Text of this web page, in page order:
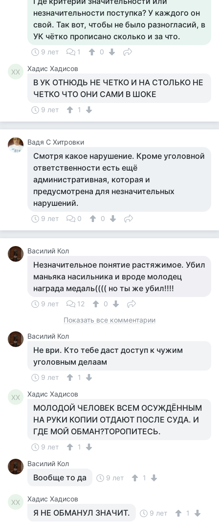
незначительности поступка? У каждого он
свой. Так вот, чтобы не было разногласий, в
УК чётко прописано сколько и за что.
9 лет 1 0
ХХ Хадис Хадисов
В УК ОТНЮДЬ НЕ ЧЕТКО И НА СТОЛЬКО НЕ
ЧЕТКО ЧТО ОНИ САМИ В ШОКЕ
9 лет 1
Вадя С Хитровки
Смотря какое нарушение. Кроме уголовной
ответственности есть ещё
административная, которая и
предусмотрена для незначительных
нарушений.
9 лет 0 0
Василий Кол
Незначительное понятие растяжимое. Убил
маньяка насильника и вроде молодец
награда медаль(((( но ты же убил!!!!
9 лет 12
0
Показать все комментарии
Василий Кол
Не ври. Кто тебе даст доступ к чужим
уголовным делаам
9 лет 1
ХХ Хадис Хадисов
МОЛОДОЙ ЧЕЛОВЕК ВСЕМ ОСУЖДЁННЫМ
НА РУКИ КОПИИ ОТДАЮТ ПОСЛЕ СУДА. И
ГДЕ МОЙ ОБМАН?ТОРОПИТЕСЬ.
9 лет
1
Василий Кол
Вообще то да 9 лет 1
ХХ Хадис Хадисов
Я НЕ ОБМАНУЛ ЗНАЧИТ. 9 лет 1